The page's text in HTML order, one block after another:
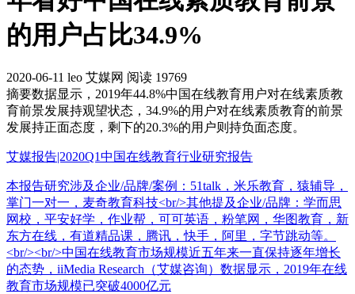
的用户占比34.9%
2020-06-11 leo 艾媒网 阅读 19769
摘要数据显示，2019年44.8%中国在线教育用户对在线素质教
育前景发展持观望状态，34.9%的用户对在线素质教育的前景
发展持正面态度，剩下的20.3%的用户则持负面态度。
艾媒报告|2020Q1中国在线教育行业研究报告
本报告研究涉及企业/品牌/案例：51talk，米乐教育，猿辅导，
掌门一对一，麦奇教育科技<br/>其他提及企业/品牌：学而思
网校，平安好学，作业帮，可可英语，粉笔网，华图教育，新
东方在线，有道精品课，腾讯，快手，阿里，字节跳动等。
<br/><br/>中国在线教育市场规模近五年来一直保持逐年增长
的态势，iiMedia Research（艾媒咨询）数据显示，2019年在线
教育市场规模已突破4000亿元